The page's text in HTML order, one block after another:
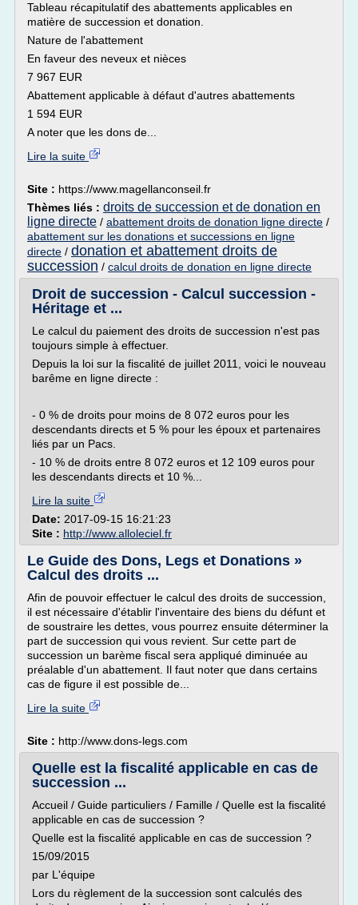
Tableau récapitulatif des abattements applicables en
matière de succession et donation.
Nature de l'abattement
En faveur des neveux et nièces
7 967 EUR
Abattement applicable à défaut d'autres abattements
1 594 EUR
A noter que les dons de...
Lire la suite
Site : https://www.magellanconseil.fr
Thèmes liés : droits de succession et de donation en
ligne directe / abattement droits de donation ligne directe /
abattement sur les donations et successions en ligne
directe / donation et abattement droits de
succession / calcul droits de donation en ligne directe
Droit de succession - Calcul succession -
Héritage et ...
Le calcul du paiement des droits de succession n'est pas
toujours simple à effectuer.
Depuis la loi sur la fiscalité de juillet 2011, voici le nouveau
barême en ligne directe :
- 0 % de droits pour moins de 8 072 euros pour les
descendants directs et 5 % pour les époux et partenaires
liés par un Pacs.
- 10 % de droits entre 8 072 euros et 12 109 euros pour
les descendants directs et 10 %...
Lire la suite
Date: 2017-09-15 16:21:23
Site : http://www.alloleciel.fr
Le Guide des Dons, Legs et Donations »
Calcul des droits ...
Afin de pouvoir effectuer le calcul des droits de succession,
il est nécessaire d'établir l'inventaire des biens du défunt et
de soustraire les dettes, vous pourrez ensuite déterminer la
part de succession qui vous revient. Sur cette part de
succession un barème fiscal sera appliqué diminuée au
préalable d'un abattement. Il faut noter que dans certains
cas de figure il est possible de...
Lire la suite
Site : http://www.dons-legs.com
Quelle est la fiscalité applicable en cas de
succession ...
Accueil / Guide particuliers / Famille / Quelle est la fiscalité
applicable en cas de succession ?
Quelle est la fiscalité applicable en cas de succession ?
15/09/2015
par L'équipe
Lors du règlement de la succession sont calculés des